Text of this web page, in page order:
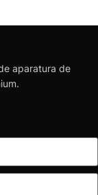
aparatura de